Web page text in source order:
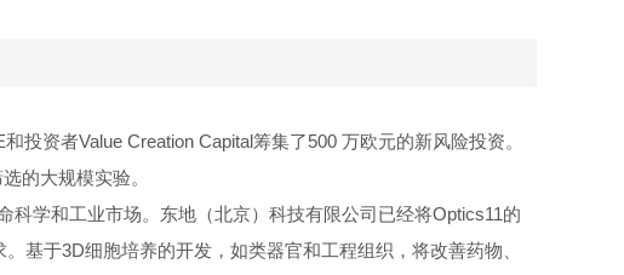
和投资者Value Creation Capital筹集了500 万欧元的新风险投资。
的大规模实验。
科学和工业市场。 东地（北京）科技有限公司已经将Optics11的
。基于3D细胞培养的开发，如类器官和工程组织，将改善药物、